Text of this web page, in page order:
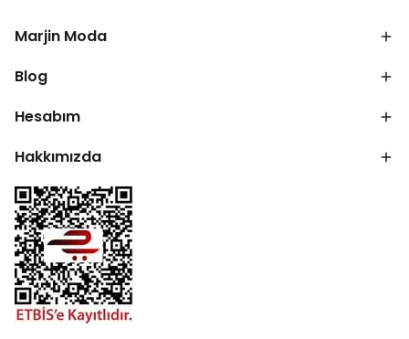
Marjin Moda
Blog
Hesabım
Hakkımızda